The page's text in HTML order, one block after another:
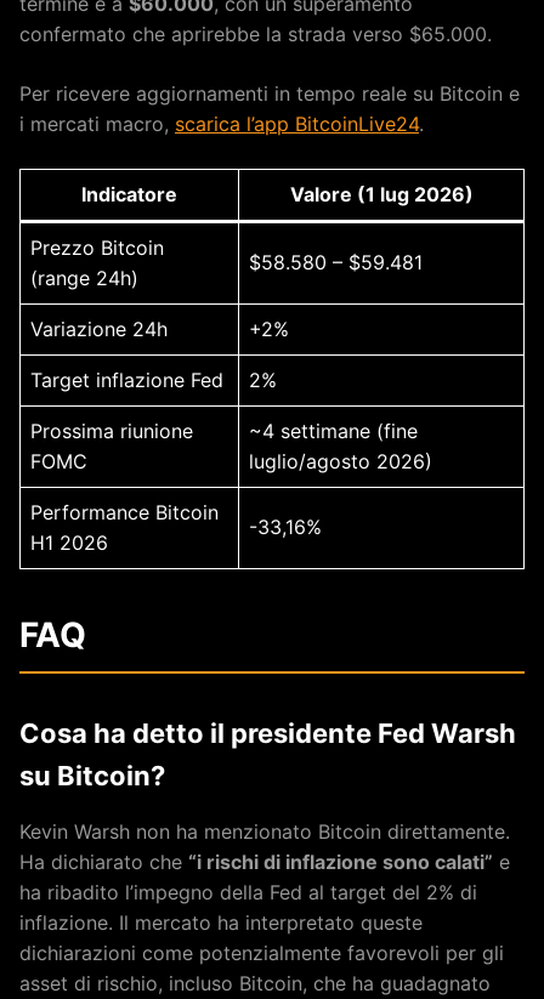
confermato che aprirebbe la strada verso $65.000.
Per ricevere aggiornamenti in tempo reale su Bitcoin e
i mercati macro, scarica l’app BitcoinLive24.
Indicatore Valore (1 lug 2026)
Prezzo Bitcoin
(range 24h)
$58.580 – $59.481
Variazione 24h +2%
Target inflazione Fed 2%
Prossima riunione
FOMC
~4 settimane (fine
luglio/agosto 2026)
Performance Bitcoin
H1 2026
-33,16%
FAQ
Cosa ha detto il presidente Fed Warsh
su Bitcoin?
Kevin Warsh non ha menzionato Bitcoin direttamente.
Ha dichiarato che “i rischi di inflazione sono calati” e
ha ribadito l’impegno della Fed al target del 2% di
inflazione. Il mercato ha interpretato queste
dichiarazioni come potenzialmente favorevoli per gli
asset di rischio, incluso Bitcoin, che ha guadagnato